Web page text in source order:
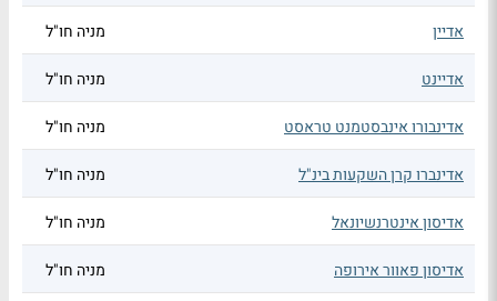
אדיין מניה חו"ל
אדיינט מניה חו"ל
אדינבורו אינבסטמנט טראסט מניה חו"ל
אדינברו קרן השקעות בינ"ל מניה חו"ל
אדיסון אינטרנשיונאל מניה חו"ל
אדיסון פאוור אירופה מניה חו"ל